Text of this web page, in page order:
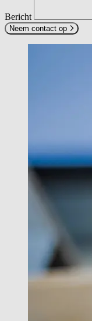
Bericht
Neem contact op